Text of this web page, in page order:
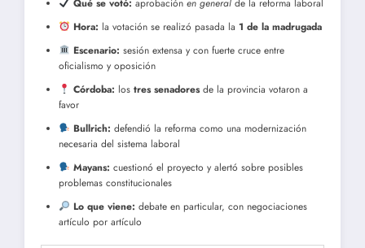
Qué se votó: aprobación en generalde la reforma laboral
Hora: la votación se realizó pasada la 1 de la madrugada
Escenario: sesión extensa y con fuerte cruce entre
oficialismo y oposición
Córdoba: los tres senadoresde la provincia votaron a
favor
Bullrich: defendió la reforma como una modernización
necesaria del sistema laboral
Mayans: cuestionó el proyecto y alertó sobre posibles
problemas constitucionales
Lo que viene: debate en particular, con negociaciones
artículo por artículo